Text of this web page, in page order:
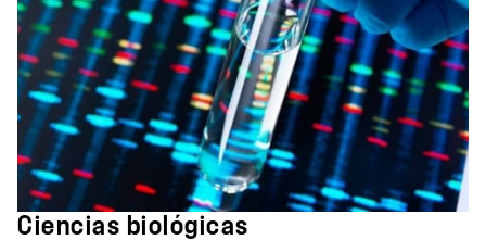
Ciencias biológicas